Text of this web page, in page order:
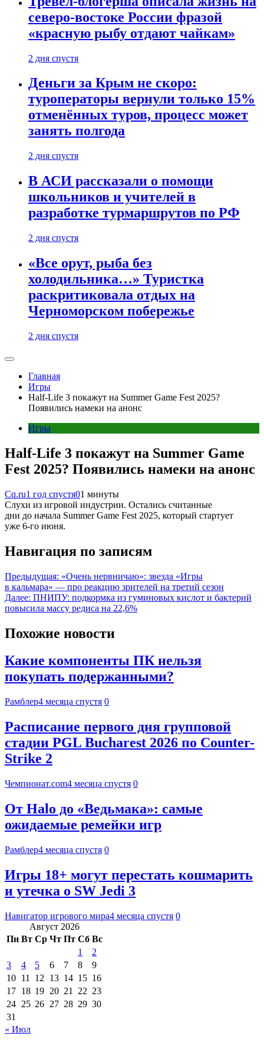
северо-востоке России фразой
«красную рыбу отдают чайкам»
2 дня спустя
Деньги за Крым не скоро:
туроператоры вернули только 15%
отменённых туров, процесс может
занять полгода
2 дня спустя
В АСИ рассказали о помощи
школьников и учителей в
разработке турмаршрутов по РФ
2 дня спустя
«Все орут, рыба без
холодильника…» Туристка
раскритиковала отдых на
Черноморском побережье
2 дня спустя
Главная
Игры
Half-Life 3 покажут на Summer Game Fest 2025?
Появились намеки на анонс
Игры
Half-Life 3 покажут на Summer Game
Fest 2025? Появились намеки на анонс
Cq.ru1 год спустя01 минуты
Слухи из игровой индустрии. Остались считанные
дни до начала Summer Game Fest 2025, который стартует
уже 6-го июня.
Навигация по записям
Предыдущая: «Очень нервничаю»: звезда «Игры
в кальмара» — про реакцию зрителей на третий сезон
Далее: ПНИПУ: подкормка из гуминовых кислот и бактерий
повысила массу редиса на 22,6%
Похожие новости
Какие компоненты ПК нельзя
покупать подержанными?
Рамблер4 месяца спустя 0
Расписание первого дня групповой
стадии PGL Bucharest 2026 по Counter-
Strike 2
Чемпионат.com4 месяца спустя 0
От Halo до «Ведьмака»: самые
ожидаемые ремейки игр
Рамблер4 месяца спустя 0
Игры 18+ могут перестать кошмарить
и утечка о SW Jedi 3
Навигатор игрового мира4 месяца спустя 0
Август 2026
Пн Вт Ср Чт Пт Сб Вс
1
2
3
4 5 6 7 8
9
10 11 12 13 14 15 16
17 18 19 20 21 22 23
24 25 26 27 28 29 30
31
« Июл